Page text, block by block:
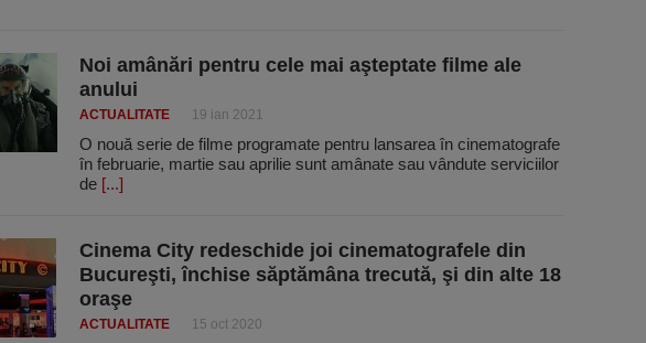
Noi amânări pentru cele mai aşteptate filme ale
anului
ACTUALITATE 19 ian 2021
O nouă serie de filme programate pentru lansarea în cinematografe
în februarie, martie sau aprilie sunt amânate sau vândute serviciilor
de [...]
Cinema City redeschide joi cinematografele din
Bucureşti, închise săptămâna trecută, şi din alte 18
oraşe
ACTUALITATE 15 oct 2020